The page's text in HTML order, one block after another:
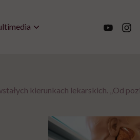
kierunkach lekarskich. „Od